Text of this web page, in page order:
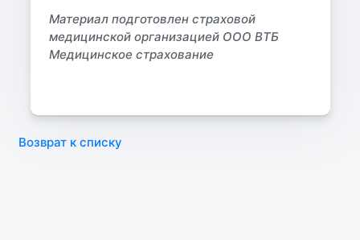
Материал подготовлен страховой
медицинской организацией ООО ВТБ
Медицинское страхование
Возврат к списку